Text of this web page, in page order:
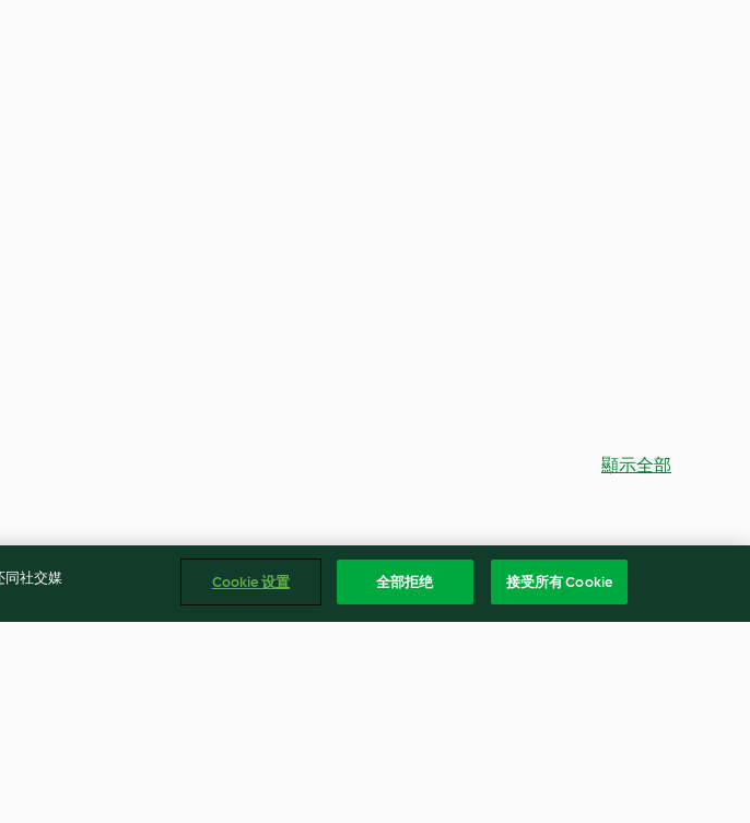
顯示全部
同社交媒
Cookie 设置 全部拒绝 接受所有 Cookie